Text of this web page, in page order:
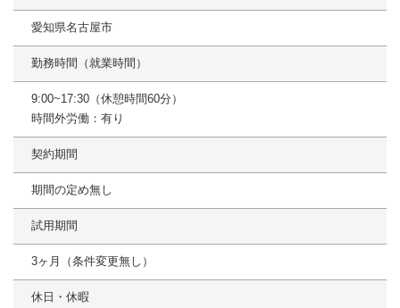
愛知県名古屋市
勤務時間（就業時間）
9:00~17:30（休憩時間60分）
時間外労働：有り
契約期間
期間の定め無し
試用期間
3ヶ月（条件変更無し）
休日・休暇